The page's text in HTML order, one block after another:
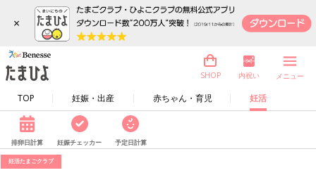
×
TOP 妊娠・出産 赤ちゃん・育児 妊活
SHOP 内祝い メニュー
排卵日計算 妊娠チェッカー 予定日計算
妊活たまごクラブ